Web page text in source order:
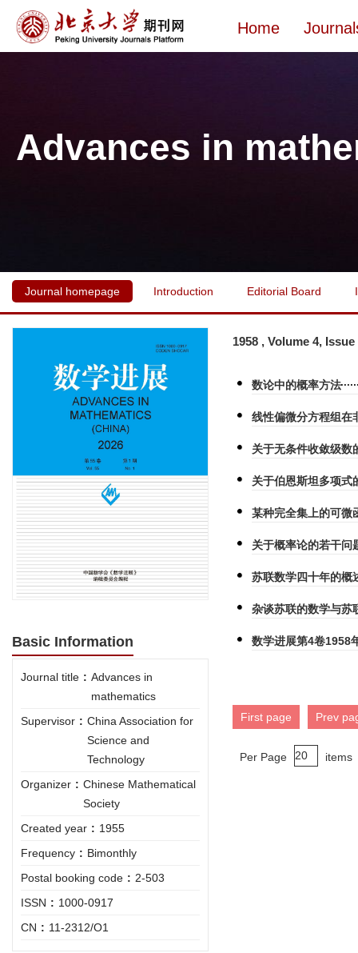
Home
Advances in
Journal homepage Introduction Editorial Board
Basic Information
Journal title : Advances in
mathematics
Supervisor : China Association for
Science and
Technology
Organizer : Chinese Mathematical
Society
Created year : 1955
Frequency : Bimonthly
Postal booking code : 2-503
ISSN : 1000-0917
CN : 11-2312/O1
1958 , Volume 4,
数论中的概率方法
线性偏微分方程组在
关于无条件收敛级数
关于伯恩斯坦多项式
某种完全集上的可微
关于概率论的若干问
苏联数学四十年的概
杂谈苏联的数学与苏
数学进展第4卷1958
First page Prev
Per Page items